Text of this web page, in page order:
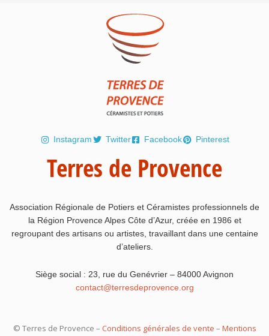
Instagram Twitter Facebook Pinterest
Terres de Provence
Association Régionale de Potiers et Céramistes professionnels de
la Région Provence Alpes Côte d’Azur, créée en 1986 et
regroupant des artisans ou artistes, travaillant dans une centaine
d’ateliers.
Siège social : 23, rue du Genévrier – 84000 Avignon
contact@terresdeprovence.org
© Terres de Provence – Conditions générales de vente – Mentions